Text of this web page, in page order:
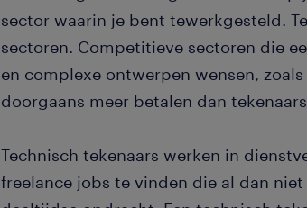
sector waarin je bent tewerkgesteld.
sectoren. Competitieve sectoren die
en complexe ontwerpen wensen,
doorgaans meer betalen dan
Technisch tekenaars werken in
freelance jobs te vinden die al dan